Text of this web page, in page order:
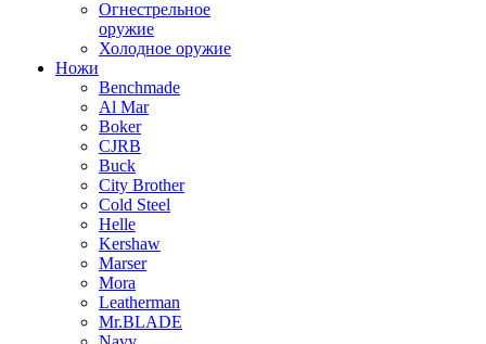
Огнестрельное
оружие
Холодное оружие
Ножи
Benchmade
Al Mar
Boker
CJRB
Buck
City Brother
Cold Steel
Helle
Kershaw
Marser
Mora
Leatherman
Mr.BLADE